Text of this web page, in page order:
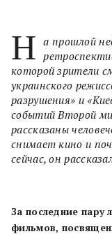
Н а прошлой
которой зрители
украинского
разрушения» и
событий Второй
рассказаны
снимает кино и
сейчас, он
За последние пару
фильмов,